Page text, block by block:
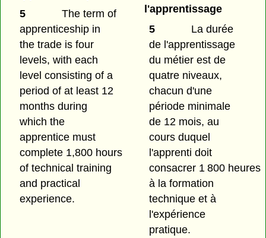
5
The term of
apprenticeship in
the trade is four
levels, with each
level consisting of a
period of at least 12
months during
which the
apprentice must
complete 1,800 hours
of technical training
and practical
experience.
l'apprentissage
5
La durée
de l'apprentissage
du métier est de
quatre niveaux,
chacun d'une
période minimale
de 12 mois, au
cours duquel
l'apprenti doit
consacrer 1 800 heures
à la formation
technique et à
l'expérience
pratique.